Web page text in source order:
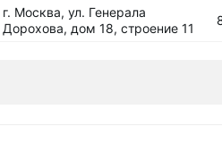
г. Москва, ул. Генерала
Дорохова, дом 18, строение 11